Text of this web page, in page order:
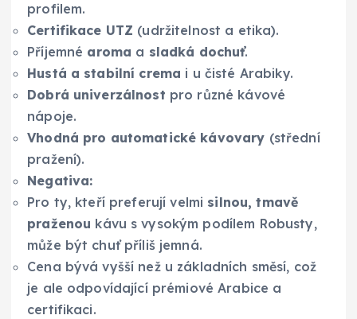
profilem.
Certifikace UTZ (udržitelnost a etika).
Příjemné aroma a sladká dochuť.
Hustá a stabilní crema i u čisté Arabiky.
Dobrá univerzálnost pro různé kávové
nápoje.
Vhodná pro automatické kávovary (střední
pražení).
Negativa:
Pro ty, kteří preferují velmi silnou, tmavě
praženou kávu s vysokým podílem Robusty,
může být chuť příliš jemná.
Cena bývá vyšší než u základních směsí, což
je ale odpovídající prémiové Arabice a
certifikaci.